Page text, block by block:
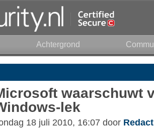
Achtergrond
waarschuwt
lek
18 juli 2010, 16:07 door